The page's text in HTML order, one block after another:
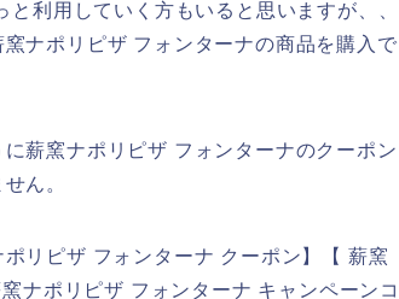
利用していく方もいると思いますが、、
ナポリピザ フォンターナの商品を購入で
薪窯ナポリピザ フォンターナのクーポン
ん。
リピザ フォンターナ クーポン】【 薪窯
ナポリピザ フォンターナ キャンペーンコ